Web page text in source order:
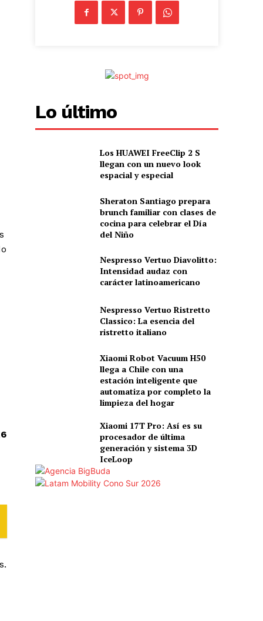
Lo último
Los HUAWEI FreeClip 2 S
llegan con un nuevo look
espacial y especial
Sheraton Santiago prepara
brunch familiar con clases de
cocina para celebrar el Día
del Niño
Nespresso Vertuo Diavolitto:
Intensidad audaz con
carácter latinoamericano
Nespresso Vertuo Ristretto
Classico: La esencia del
ristretto italiano
Xiaomi Robot Vacuum H50
llega a Chile con una
estación inteligente que
automatiza por completo la
limpieza del hogar
Xiaomi 17T Pro: Así es su
procesador de última
generación y sistema 3D
IceLoop